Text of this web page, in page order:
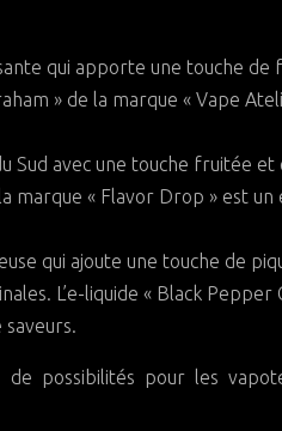
qui apporte une touche de
» de la marque « Vape
Sud avec une touche fruitée
marque « Flavor Drop » est
qui ajoute une touche de
L’e-liquide « Black Pepper
possibilités pour les